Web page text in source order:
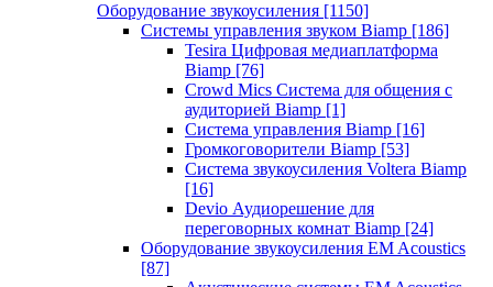
Оборудование звукоусиления [1150]
Системы управления звуком Biamp [186]
Tesira Цифровая медиаплатформа
Biamp [76]
Crowd Mics Система для общения с
аудиторией Biamp [1]
Система управления Biamp [16]
Громкоговорители Biamp [53]
Система звукоусиления Voltera Biamp
[16]
Devio Аудиорешение для
переговорных комнат Biamp [24]
Оборудование звукоусиления EM Acoustics
[87]